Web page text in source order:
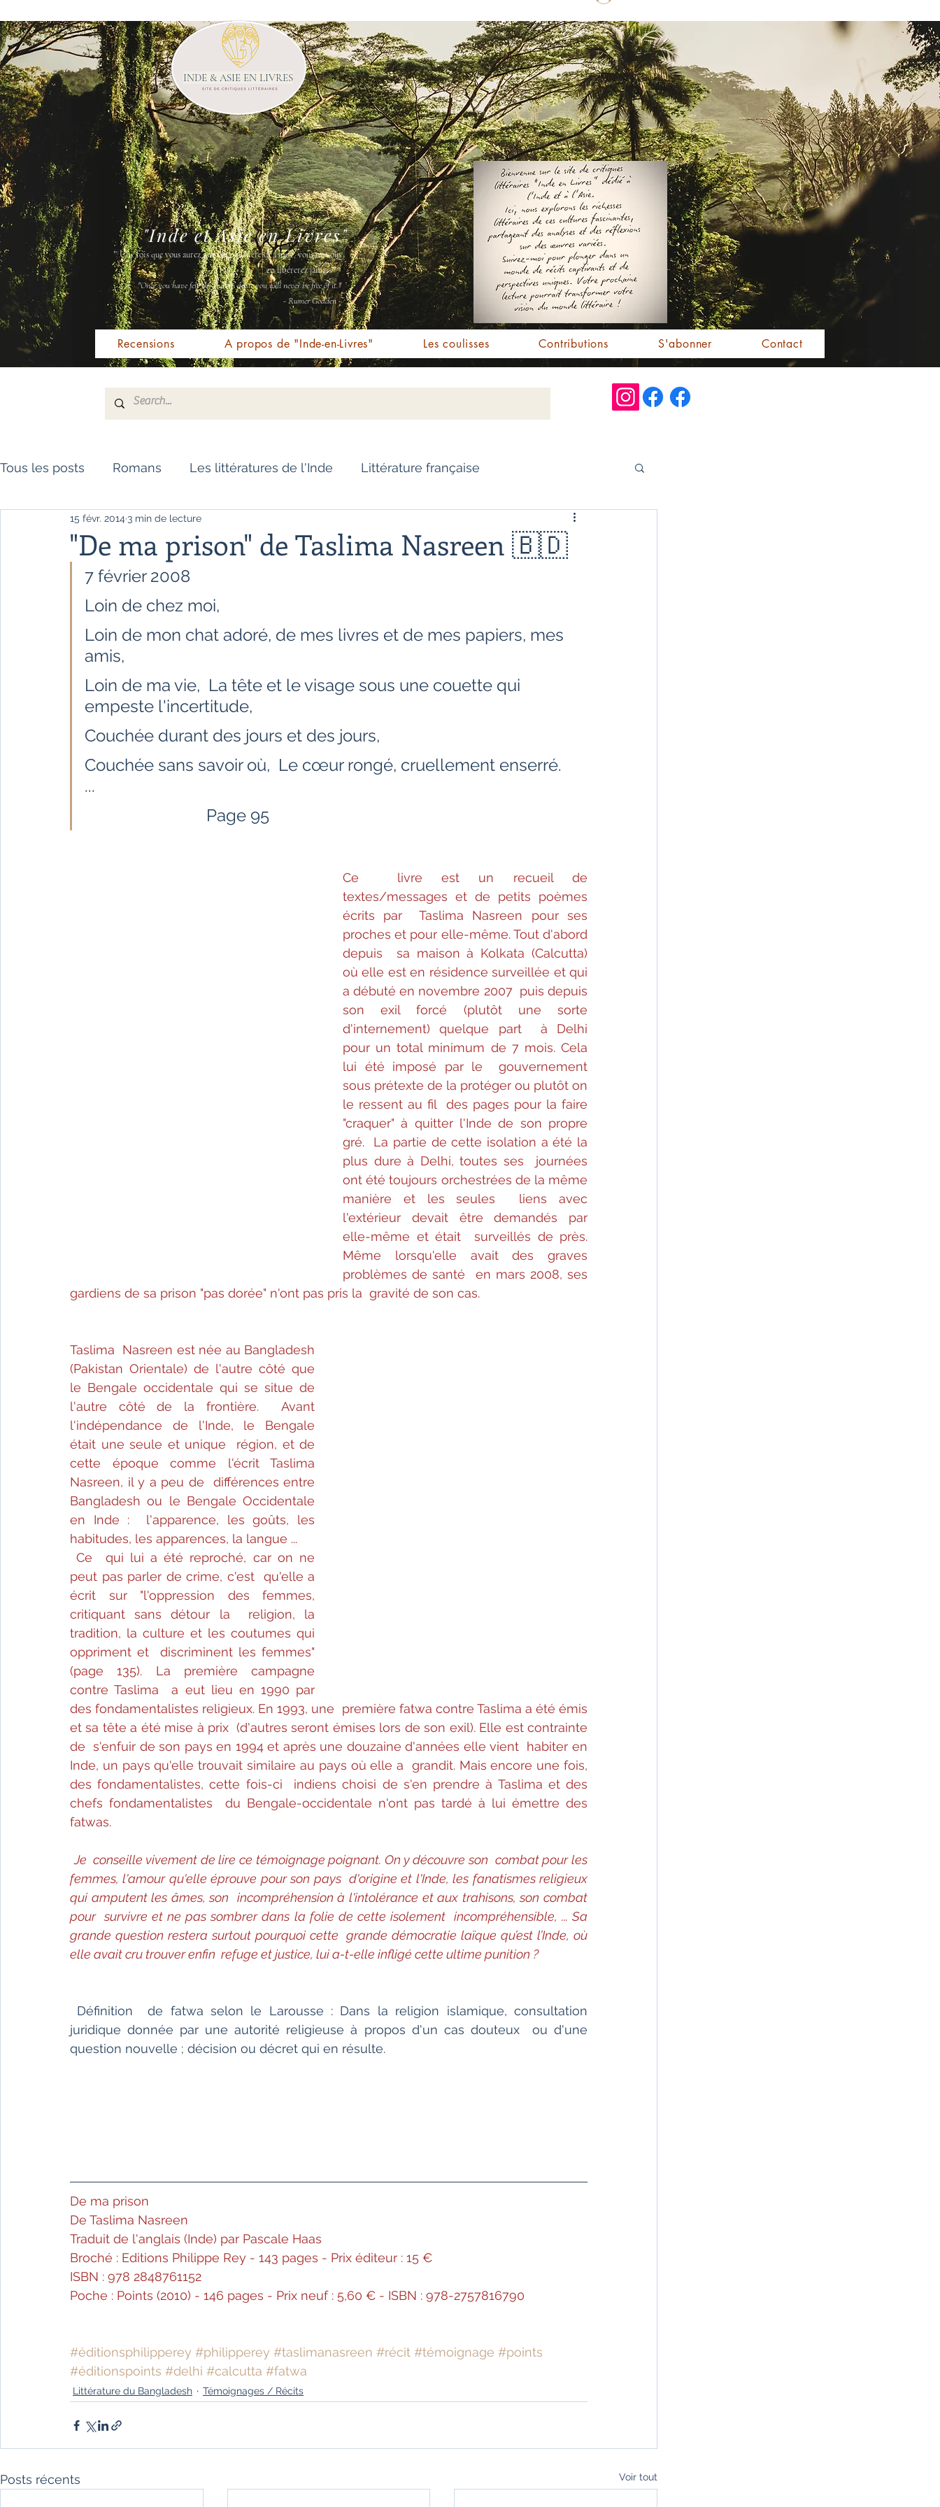
INDE & ASIE EN LIVRES
"Une fois que vous aurez senti la poussière de l'Inde, vous ne vous
en libérerez jamais " -
"Once you have felt the Indian dust, you will never be free of it."
- Rumer Godden -
"Inde et Asie en Livres"
Recensions A propos de "Inde-en-Livres" Les coulisses Contributions S'abonner Contact
Tous les posts Romans Les littératures de l'Inde Littérature française
Livres de référence Dictionnaire
Témoignages / Récits Romans jeunesse
Fêtes indiennes Spiritualité Ayurveda Bien-être Littérature hindi
Littérature tamoule Littérature bengali Littérature malayalam Littérature pendjabi
L'Inde vue par l'Occident Yoga Histoire de l'Inde par les livres
"De ma prison" de Taslima Nasreen 🇧🇩
15 févr. 2014 3 min de lecture
7 février 2008
Loin de chez moi,
Loin de mon chat adoré, de mes livres et de mes papiers, mes
amis,
Loin de ma vie,  La tête et le visage sous une couette qui
empeste l'incertitude,
Couchée durant des jours et des jours,
Couchée sans savoir où,  Le cœur rongé, cruellement enserré.
...
                             Page 95
Ce  livre est un recueil de
textes/messages et de petits poèmes
écrits par  Taslima Nasreen pour ses
proches et pour elle-même. Tout d'abord
depuis  sa maison à Kolkata (Calcutta)
où elle est en résidence surveillée et qui
a débuté en novembre 2007  puis depuis
son exil forcé (plutôt une sorte
d'internement) quelque part  à Delhi
pour un total minimum de 7 mois. Cela
lui été imposé par le  gouvernement
sous prétexte de la protéger ou plutôt on
le ressent au fil  des pages pour la faire
"craquer" à quitter l'Inde de son propre
gré.  La partie de cette isolation a été la
plus dure à Delhi, toutes ses  journées
ont été toujours orchestrées de la même
manière et les seules  liens avec
l'extérieur devait être demandés par
elle-même et était  surveillés de près.
Même lorsqu'elle avait des graves
problèmes de santé  en mars 2008, ses
gardiens de sa prison "pas dorée" n'ont pas pris la  gravité de son cas.
Taslima  Nasreen est née au Bangladesh
(Pakistan Orientale) de l'autre côté que
le Bengale occidentale qui se situe de
l'autre côté de la frontière.  Avant
l'indépendance de l'Inde, le Bengale
était une seule et unique  région, et de
cette époque comme l'écrit Taslima
Nasreen, il y a peu de  différences entre
Bangladesh ou le Bengale Occidentale
en Inde :  l'apparence, les goûts, les
habitudes, les apparences, la langue ...
Ce  qui lui a été reproché, car on ne
peut pas parler de crime, c'est  qu'elle a
écrit sur "l'oppression des femmes,
critiquant sans détour la  religion, la
tradition, la culture et les coutumes qui
oppriment et  discriminent les femmes"
(page 135). La première campagne
contre Taslima  a eut lieu en 1990 par
des fondamentalistes religieux. En 1993, une  première fatwa contre Taslima a été émis
et sa tête a été mise à prix  (d'autres seront émises lors de son exil). Elle est contrainte
de  s'enfuir de son pays en 1994 et après une douzaine d'années elle vient  habiter en
Inde, un pays qu'elle trouvait similaire au pays où elle a  grandit. Mais encore une fois,
des fondamentalistes, cette fois-ci  indiens choisi de s'en prendre à Taslima et des
chefs fondamentalistes  du Bengale-occidentale n'ont pas tardé à lui émettre des
fatwas.
Je  conseille vivement de lire ce témoignage poignant. On y découvre son  combat pour les
femmes, l'amour qu'elle éprouve pour son pays  d'origine et l'Inde, les fanatismes religieux
qui amputent les âmes, son  incompréhension à l'intolérance et aux trahisons, son combat
pour  survivre et ne pas sombrer dans la folie de cette isolement  incompréhensible, ... Sa
grande question restera surtout pourquoi cette  grande démocratie laïque qu’est l’Inde, où
elle avait cru trouver enfin  refuge et justice, lui a-t-elle infligé cette ultime punition ?
juridique donnée par une autorité religieuse à propos d'un cas douteux  ou d'une
question nouvelle ; décision ou décret qui en résulte.
De ma prison
De Taslima Nasreen
Traduit de l'anglais (Inde) par Pascale Haas
Broché : Editions Philippe Rey - 143 pages - Prix éditeur : 15 €
ISBN : 978 2848761152
Poche : Points (2010) - 146 pages - Prix neuf : 5,60 € - ISBN : 978-2757816790
#éditionsphilipperey #philipperey #taslimanasreen #récit #témoignage #points
#éditionspoints #delhi #calcutta #fatwa
Littérature du Bangladesh Témoignages / Récits
Posts récents Voir tout